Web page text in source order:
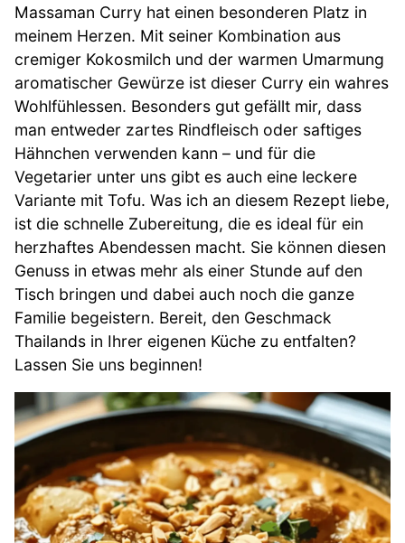
Massaman Curry hat einen besonderen Platz in
meinem Herzen. Mit seiner Kombination aus
cremiger Kokosmilch und der warmen Umarmung
aromatischer Gewürze ist dieser Curry ein wahres
Wohlfühlessen. Besonders gut gefällt mir, dass
man entweder zartes Rindfleisch oder saftiges
Hähnchen verwenden kann – und für die
Vegetarier unter uns gibt es auch eine leckere
Variante mit Tofu. Was ich an diesem Rezept liebe,
ist die schnelle Zubereitung, die es ideal für ein
herzhaftes Abendessen macht. Sie können diesen
Genuss in etwas mehr als einer Stunde auf den
Tisch bringen und dabei auch noch die ganze
Familie begeistern. Bereit, den Geschmack
Thailands in Ihrer eigenen Küche zu entfalten?
Lassen Sie uns beginnen!